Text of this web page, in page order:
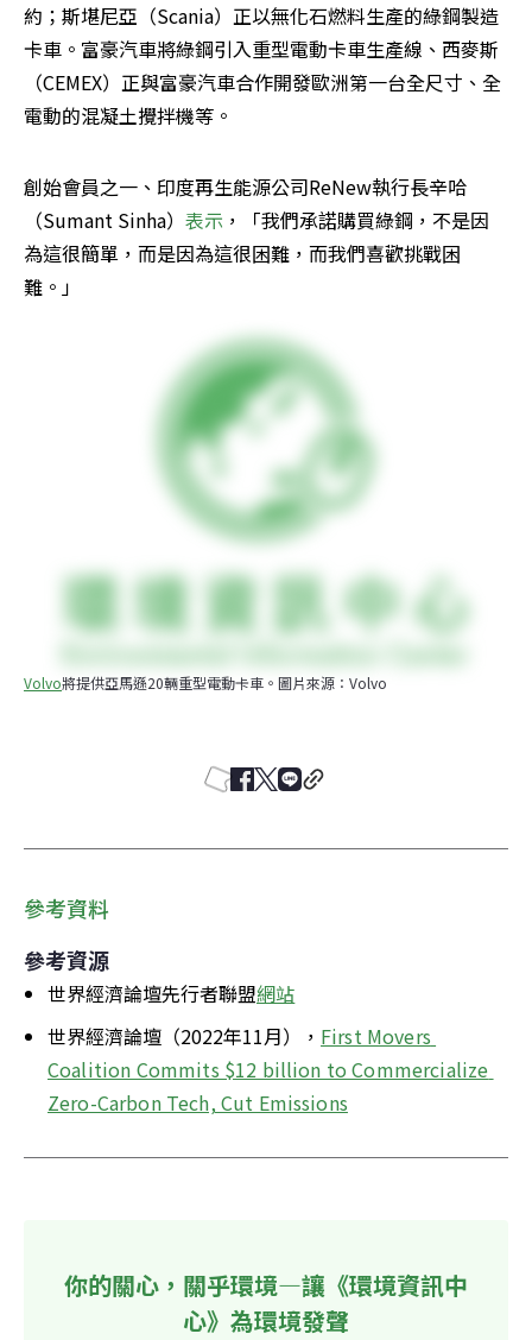
約；斯堪尼亞（Scania）正以無化石燃料生產的綠鋼製造
卡車。富豪汽車將綠鋼引入重型電動卡車生產線、西麥斯
（CEMEX）正與富豪汽車合作開發歐洲第一台全尺寸、全
電動的混凝土攪拌機等。
創始會員之一、印度再生能源公司ReNew執行長辛哈
（Sumant Sinha） 表示 ，「我們承諾購買綠鋼，不是因
為這很簡單，而是因為這很困難，而我們喜歡挑戰困
難。」
Volvo將提供亞馬遜20輛重型電動卡車。圖片來源：Volvo
參考資料
參考資源
世界經濟論壇先行者聯盟網站
世界經濟論壇（2022年11月）， First Movers
Coalition Commits $12 billion to Commercialize
Zero-Carbon Tech, Cut Emissions
你的關心，關乎環境—讓《環境資訊中
心》為環境發聲